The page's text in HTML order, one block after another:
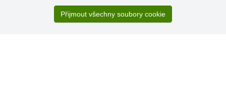
Přijmout všechny soubory cookie